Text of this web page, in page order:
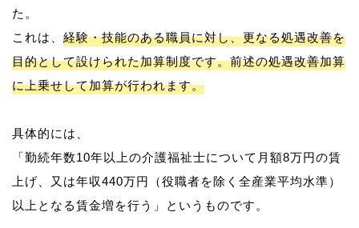
た。
これは、 経験・技能のある職員に対し、更なる処遇改善を
目的として設けられた加算制度です。前述の処遇改善加算
に上乗せして加算が行われます。
具体的には、
「勤続年数10年以上の介護福祉士について月額8万円の賃
上げ、又は年収440万円（役職者を除く全産業平均水準）